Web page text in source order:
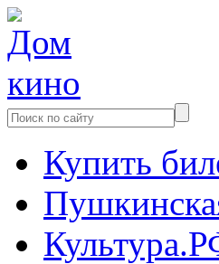
Купить